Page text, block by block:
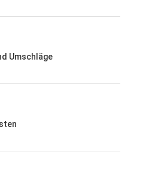
Umschläge